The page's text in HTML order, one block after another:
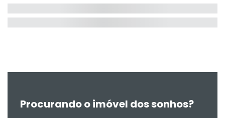
Procurando o imóvel dos sonhos?